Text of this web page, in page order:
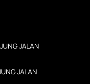
JALAN
JALAN